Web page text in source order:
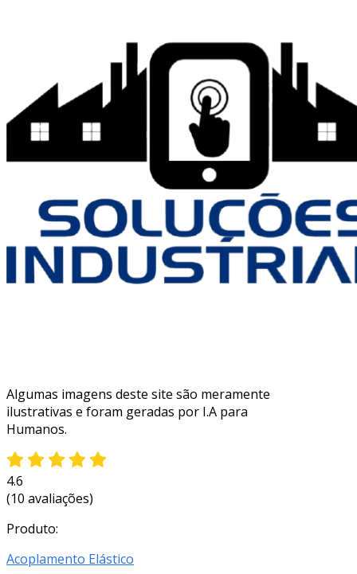
Algumas imagens deste site são meramente
ilustrativas e foram geradas por I.A para
Humanos.
4.6
(10 avaliações)
Produto:
Acoplamento Elástico